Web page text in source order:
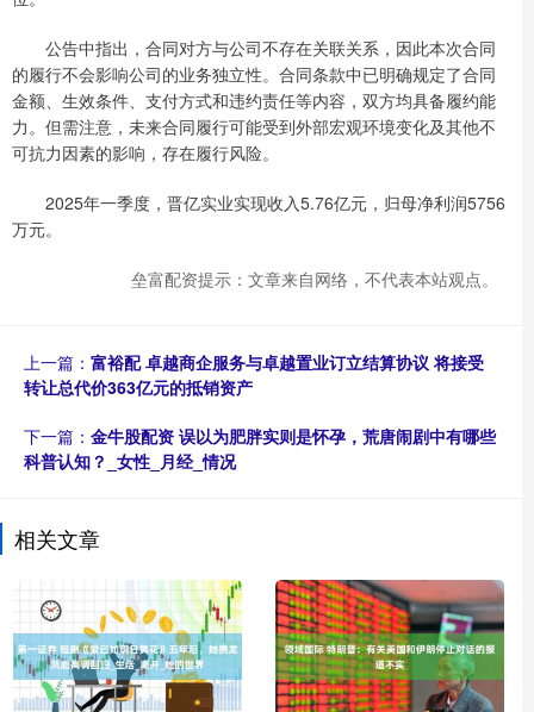
公告中指出，合同对方与公司不存在关联关系，因此本次合同
的履行不会影响公司的业务独立性。合同条款中已明确规定了合同
金额、生效条件、支付方式和违约责任等内容，双方均具备履约能
力。但需注意，未来合同履行可能受到外部宏观环境变化及其他不
可抗力因素的影响，存在履行风险。
2025年一季度，晋亿实业实现收入5.76亿元，归母净利润5756
万元。
垒富配资提示：文章来自网络，不代表本站观点。
上一篇： 富裕配 卓越商企服务与卓越置业订立结算协议 将接受
转让总代价363亿元的抵销资产
下一篇： 金牛股配资 误以为肥胖实则是怀孕，荒唐闹剧中有哪些
科普认知？_女性_月经_情况
相关文章